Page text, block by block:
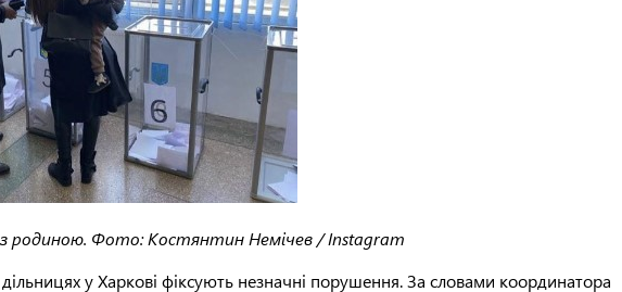
родиною. Фото: Костянтин Немічев / Instagram
у Харкові фіксують незначні порушення. За словами координатора